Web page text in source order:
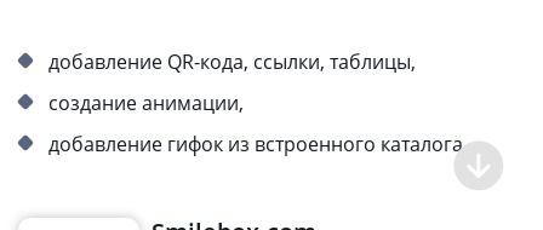
добавление QR-кода, ссылки, таблицы,
создание анимации,
добавление гифок из встроенного каталога.